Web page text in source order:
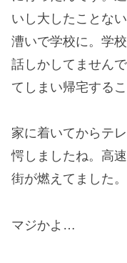
いし大したことな
漕いで学校に。学
話しかしてません
てしまい帰宅する
家に着いてからテ
愕しましたね。高
街が燃えてました。
マジかよ…